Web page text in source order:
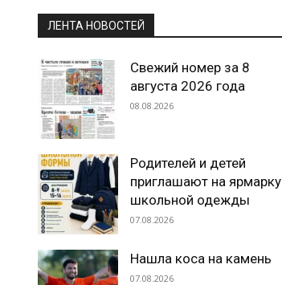
ЛЕНТА НОВОСТЕЙ
Свежий номер за 8
августа 2026 года
08.08.2026
Родителей и детей
приглашают на ярмарку
школьной одежды
07.08.2026
Нашла коса на камень
07.08.2026